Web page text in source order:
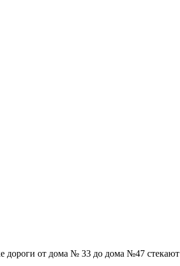
дороги от дома № 33 до дома №47 стекают